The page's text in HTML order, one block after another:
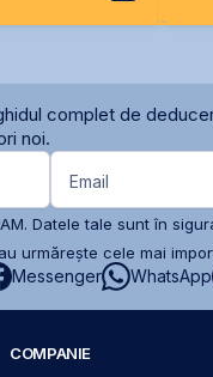
complet de
noi.
Email
Datele tale sunt în
urmărește cele mai
Messenger WhatsApp
COMPANIE